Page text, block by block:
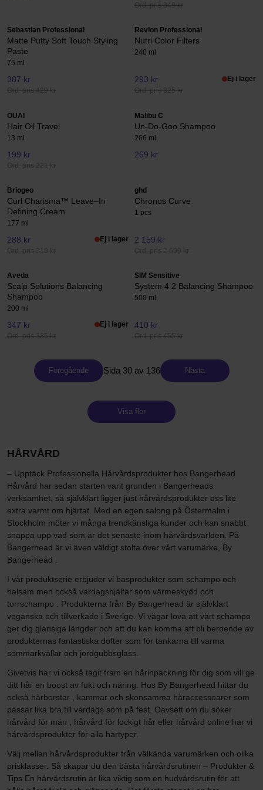
Ord. pris 849 kr
Sebastian Professional
Matte Putty Soft Touch Styling
Paste
75 ml
387 kr
Ord. pris 429 kr
Revlon Professional
Nutri Color Filters
240 ml
293 kr
Ord. pris 325 kr
Ej i lager
OUAI
Hair Oil Travel
13 ml
199 kr
Ord. pris 221 kr
Malibu C
Un-Do-Goo Shampoo
266 ml
269 kr
Briogeo
Curl Charisma™ Leave–In
Defining Cream
177 ml
288 kr
Ord. pris 319 kr
Ej i lager
ghd
Chronos Curve
1 pcs
2 159 kr
Ord. pris 2 699 kr
Aveda
Scalp Solutions Balancing
Shampoo
200 ml
347 kr
Ord. pris 385 kr
Ej i lager
SIM Sensitive
System 4 2 Balancing Shampoo
500 ml
410 kr
Ord. pris 455 kr
Föregående Sida 30 av 136 Nästa
Visa fler
HÅRVÅRD
– Upptäck Professionella Hårvårdsprodukter hos Bangerhead
Hårvård har sedan starten varit grunden i Bangerheads
verksamhet, så självklart ligger just hårvårdsprodukter oss lite
extra varmt om hjärtat. Med en egen salong på Östermalm i
Stockholm möter vi många trendkänsliga kunder och kan snabbt
snappa upp vad som är det senaste inom hårvårdsvärlden. På
Bangerhead är vi även väldigt stolta över vårt varumärke, By
Bangerhead .
I vår produktserie erbjuder vi basprodukter som schampo och
balsam men också vardagshjältar som värmeskydd och
torrschampo . Produkterna från By Bangerhead är självklart
veganska och tillverkade i Sverige. Vi vågar lova att vårt schampo
ger dig glansiga längder och att du kan komma att bli beroende av
produkternas fantastiska dofter som för tankarna till varma
sommarkvällar och jordgubbsglass.
Givetvis har vi också tagit fram en hårinpackning för dig som vill ge
ditt hår en boost av fukt och näring. Hos By Bangerhead hittar du
också hårborstar , kammar och skonsamma håraccessoarer som
passar lika bra till vardags som på fest. Oavsett om du söker
hårvård för män , hårvård för lockigt hår eller hårvård online har vi
hårvårdsprodukter för alla hårtyper.
Välj mellan hårvårdsprodukter från välkända varumärken och olika
prisklasser. Så skapar du den bästa hårvårdsrutinen – Produkter &
Tips En hårvårdsrutin är lika viktig som en hudvårdsrutin för att